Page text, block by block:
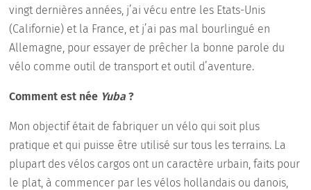
vingt dernières années, j’ai vécu entre les Etats-Unis
(Californie) et la France, et j’ai pas mal bourlingué en
Allemagne, pour essayer de prêcher la bonne parole du
vélo comme outil de transport et outil d’aventure.
Comment est née Yuba?
Mon objectif était de fabriquer un vélo qui soit plus
pratique et qui puisse être utilisé sur tous les terrains. La
plupart des vélos cargos ont un caractère urbain, faits pour
le plat, à commencer par les vélos hollandais ou danois,